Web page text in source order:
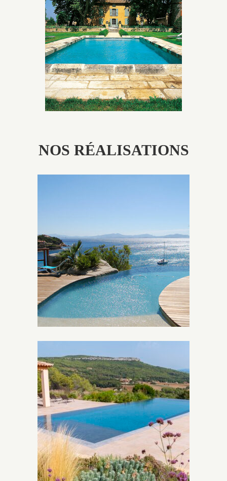
Les piscines en béton authentiques Jacques Brens se
démarquent par la noblesse des matériaux
utilisés pour garder un aspect ancien, retrouver une
patine naturelle ou créer un ornement de pierres de
taille.
NOS RÉALISATIONS